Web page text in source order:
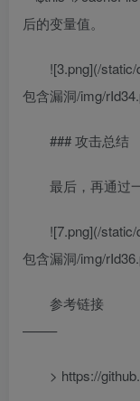
后的变量值。
![3.png](/
包含漏洞/img/
### 攻击总结
最后，再通过
![7.png](/
包含漏洞/img/
参考链接
——–
> https://